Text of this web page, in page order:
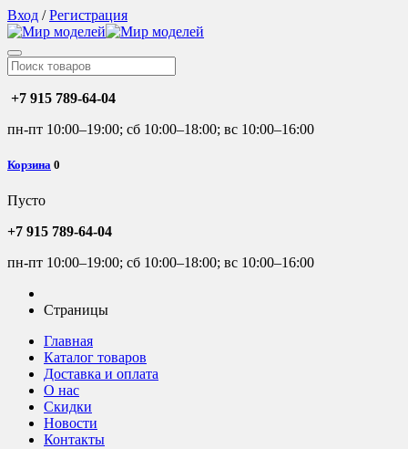
Вход /Регистрация
+7 915 789-64-04
пн-пт 10:00–19:00; сб 10:00–18:00; вс 10:00–16:00
Корзина 0
Пусто
+7 915 789-64-04
пн-пт 10:00–19:00; сб 10:00–18:00; вс 10:00–16:00
Страницы
Главная
Каталог товаров
Доставка и оплата
О нас
Скидки
Новости
Контакты